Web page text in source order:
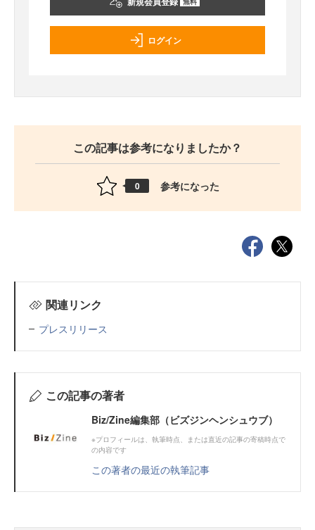
ログイン
この記事は参考になりましたか？
0 参考になった
関連リンク
プレスリリース
この記事の著者
Biz/Zine編集部（ビズジンヘンシュウブ）
※プロフィールは、執筆時点、または直近の記事の寄稿時点で
の内容です
この著者の最近の執筆記事